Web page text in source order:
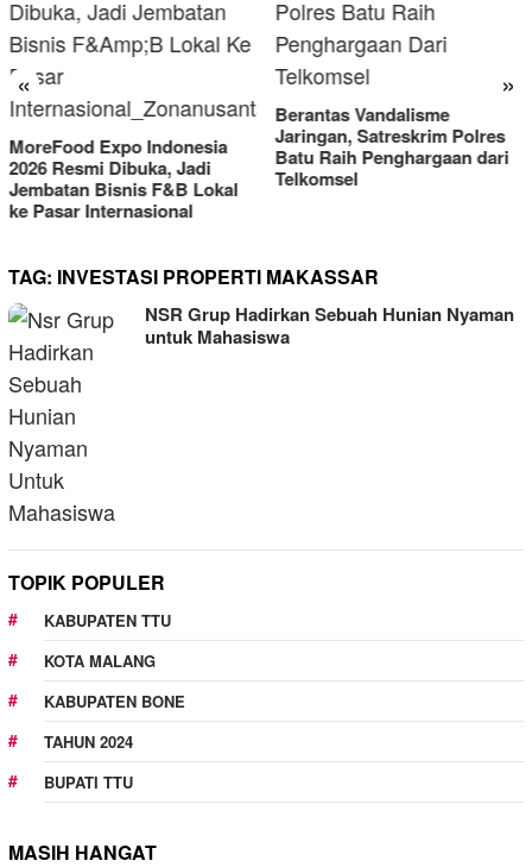
« »
Berantas Vandalisme
Jaringan, Satreskrim Polres
Batu Raih Penghargaan dari
Telkomsel
RM OG Alami Kenaikan
Omset di Porprov IX Jatim
2025
TAG: INVESTASI PROPERTI MAKASSAR
NSR Grup Hadirkan Sebuah Hunian Nyaman
untuk Mahasiswa
TOPIK POPULER
KABUPATEN TTU
KOTA MALANG
KABUPATEN BONE
TAHUN 2024
BUPATI TTU
MASIH HANGAT